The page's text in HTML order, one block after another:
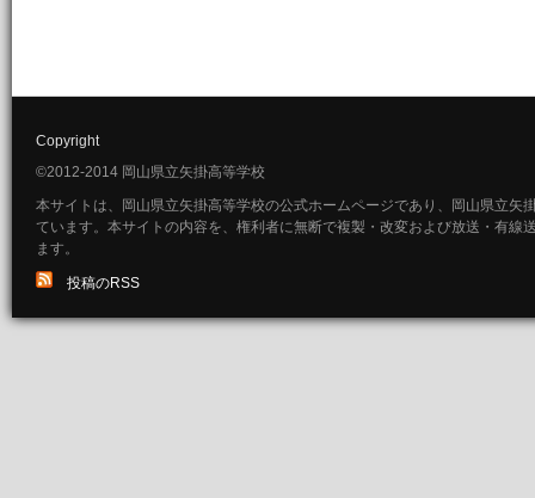
Copyright
©2012-2014 岡山県立矢掛高等学校
本サイトは、岡山県立矢掛高等学校の公式ホームページであり、岡山県立矢
ています。本サイトの内容を、権利者に無断で複製・改変および放送・有線
ます。
投稿のRSS